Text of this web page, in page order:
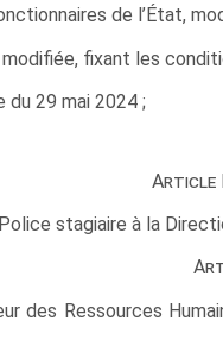
de l’État,
fixant les
du 29 mai 2024 ;
Article
stagiaire à la
des Ressources